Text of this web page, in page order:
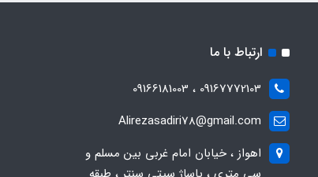
ارتباط با ما
09167772103 ، 09166181003
Alirezasadiri78@gmail.com
اهواز ، خیابان امام غربی بین مسلم و